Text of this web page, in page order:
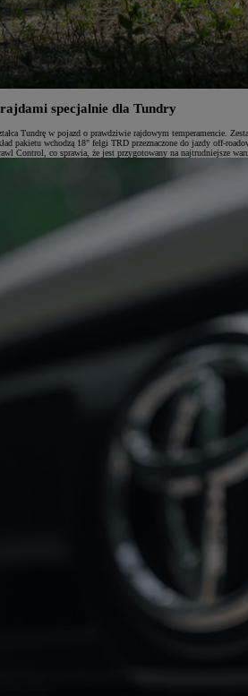
specjalnie dla Tundry
Tundrę w pojazd o prawdziwie rajdowym temperamencie.
pakietu wchodzą 18" felgi TRD przeznaczone do jazdy off-
Control, co sprawia, że jest przygotowany na najtrudniejsze